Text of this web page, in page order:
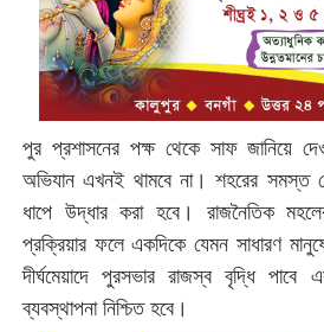
পুর প্রশাসনের পক্ষ থেকে সাফ জানিয়ে
অভিযান এখনই থামবে না। শহরের সমস্ত
ধাপে উদ্ধার করা হবে। রাজনৈতিক
প্রক্রিয়ার ফলে একদিকে যেমন সাধারণ
দীর্ঘমেয়াদে পুরসভার রাজস্ব বৃদ্ধি পাবে
ব্যবস্থাপনা নিশ্চিত হবে।‌